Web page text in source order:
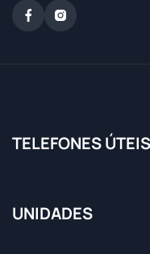
TELEFONES ÚTEIS
UNIDADES